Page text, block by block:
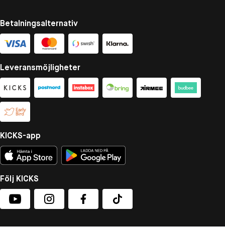
Betalningsalternativ
Leveransmöjligheter
KICKS-app
Följ KICKS